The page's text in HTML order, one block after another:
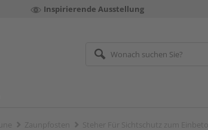
Inspirierende Ausstellung